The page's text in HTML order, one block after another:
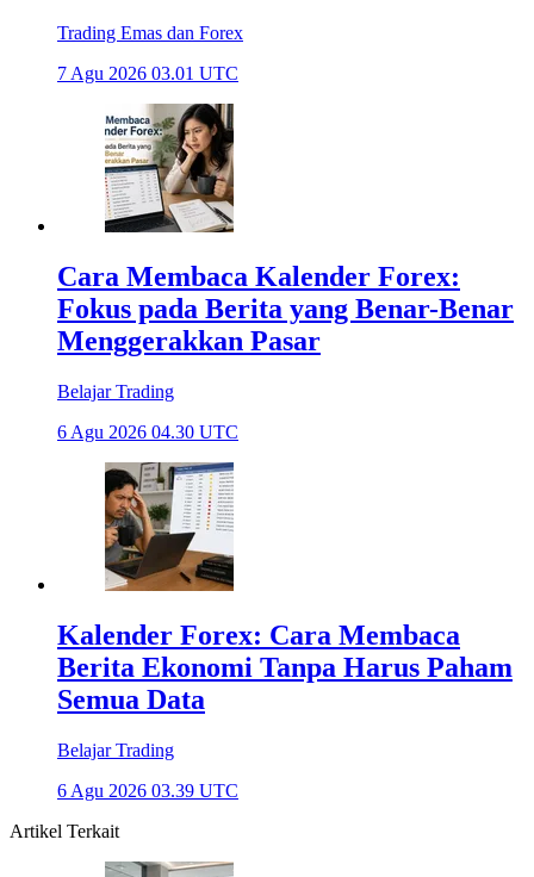
Trading Emas dan Forex
7 Agu 2026 03.01 UTC
Cara Membaca Kalender Forex:
Fokus pada Berita yang Benar-Benar
Menggerakkan Pasar
Belajar Trading
6 Agu 2026 04.30 UTC
Kalender Forex: Cara Membaca
Berita Ekonomi Tanpa Harus Paham
Semua Data
Belajar Trading
6 Agu 2026 03.39 UTC
Artikel Terkait